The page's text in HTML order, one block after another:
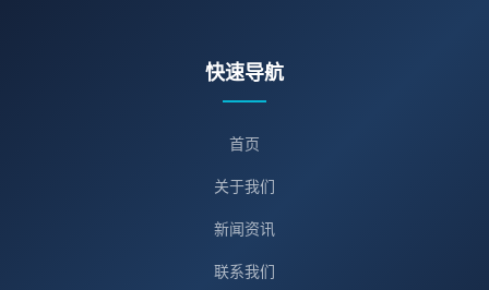
快速导航
首页
关于我们
新闻资讯
联系我们